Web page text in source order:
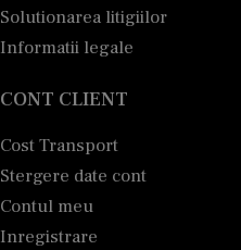
Solutionarea litigiilor
Informatii legale
CONT CLIENT
Cost Transport
Stergere date cont
Contul meu
Inregistrare